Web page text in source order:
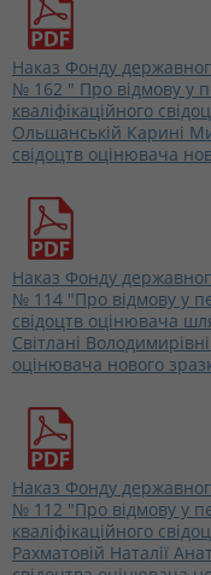
Наказ Фонду
№ 162 " Про відмову у
кваліфікаційного
Ольшанській Карині
свідоцтв оцінювача
Наказ Фонду
№ 114 "Про відмову у
свідоцтв оцінювача
Світлані
оцінювача нового
Наказ Фонду
№ 112 "Про відмову у
кваліфікаційного
Рахматовій Наталії